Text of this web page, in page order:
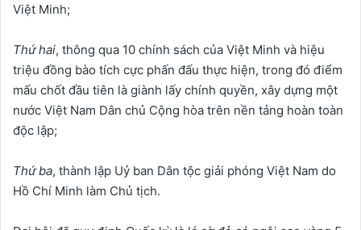
Việt Minh;
Thứ hai, thông qua 10 chính sách của Việt Minh và hiệu
triệu đồng bào tích cực phấn đấu thực hiện, trong đó điểm
mấu chốt đầu tiên là giành lấy chính quyền, xây dựng một
nước Việt Nam Dân chủ Cộng hòa trên nền tảng hoàn toàn
độc lập;
Thứ ba, thành lập Uỷ ban Dân tộc giải phóng Việt Nam do
Hồ Chí Minh làm Chủ tịch.